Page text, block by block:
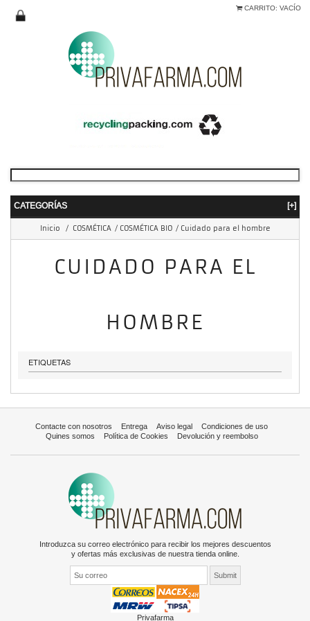
CARRITO: VACÍO
CATEGORÍAS [+]
Inicio / COSMÉTICA / COSMÉTICA BIO / Cuidado para el hombre
CUIDADO PARA EL
HOMBRE
ETIQUETAS
Contacte con nosotros Entrega Aviso legal
Condiciones de uso
Quines somos
Política de Cookies Devolución y reembolso
Introduzca su correo electrónico para recibir los mejores descuentos
y ofertas más exclusivas de nuestra tienda online.
Privafarma